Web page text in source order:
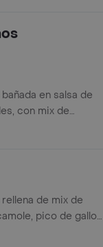
en salsa de
con mix de
mozzarella, pico de
de mix de
pico de gallo
maíz dulce, cebolla